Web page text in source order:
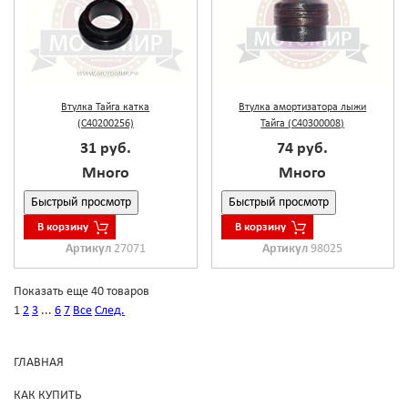
Втулка Тайга катка
(С40200256)
31 руб.
Много
Быстрый просмотр
В корзину
Артикул 27071
Втулка амортизатора лыжи
Тайга (С40300008)
74 руб.
Много
Быстрый просмотр
В корзину
Артикул98025
Показать еще 40 товаров
1 2 3 ... 6 7 Все След.
ГЛАВНАЯ
КАК КУПИТЬ